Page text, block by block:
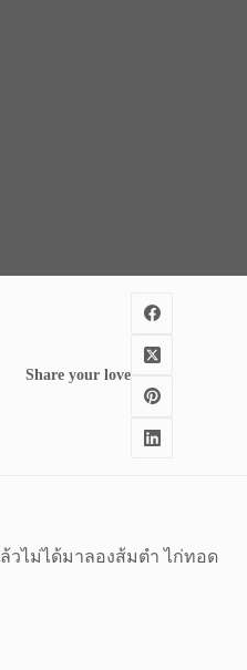
Share your love
วไม่ได้มาลองส้มตำ ไก่ทอด